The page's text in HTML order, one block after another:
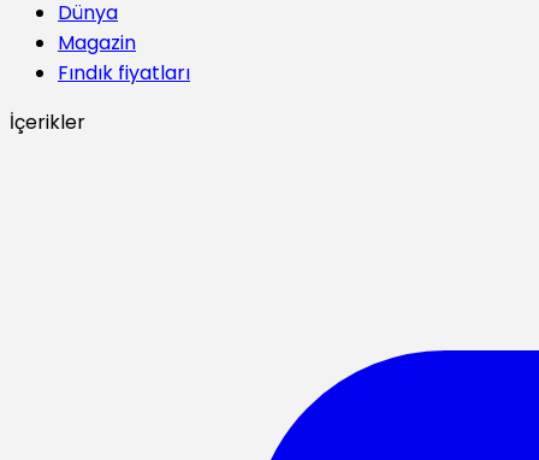
Dünya
Magazin
Fındık fiyatları
İçerikler